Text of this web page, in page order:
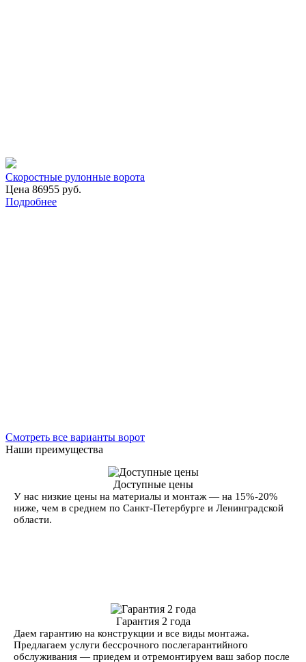
Скоростные рулонные ворота
Цена 86955 руб.
Подробнее
Смотреть все варианты ворот
Наши преимущества
Доступные цены
У нас низкие цены на материалы и монтаж — на 15%-20%
ниже, чем в среднем по Санкт-Петербурге и Ленинградской
области.
Гарантия 2 года
Даем гарантию на конструкции и все виды монтажа.
Предлагаем услуги бессрочного послегарантийного
обслуживания — приедем и отремонтируем ваш забор после